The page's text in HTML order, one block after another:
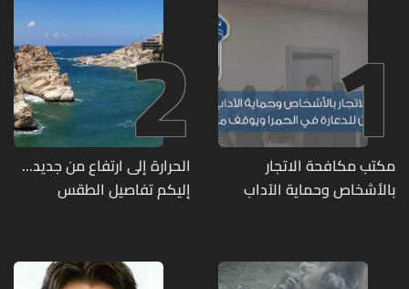
1
مكتب مكافحة الاتجار
بالأشخاص وحماية الآداب
متورطين
2
الحرارة إلى ارتفاع من جديد...
إليكم تفاصيل الطقس